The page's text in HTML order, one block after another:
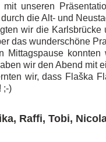
unseren
die Alt- und
wir die
das wunderschöne
Mittagspause
wir den Abend mit
wir, dass Flaška
;-)
Raffi, Tobi,